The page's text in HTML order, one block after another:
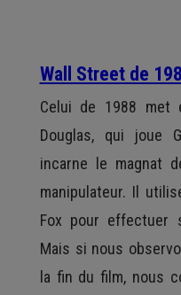
Wall Street de
Celui de 1988 met
Douglas, qui joue
incarne le magnat
manipulateur. Il
Fox pour effectuer
Mais si nous
la fin du film, nous